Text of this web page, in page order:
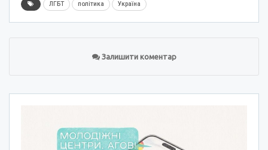
ЛГБТ політика Україна
Залишити коментар